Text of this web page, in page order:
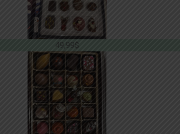
49,99$